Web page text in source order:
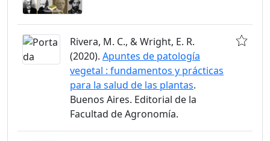
Rivera, M. C., & Wright, E. R.
(2020). Apuntes de patología
vegetal : fundamentos y prácticas
para la salud de las plantas.
Buenos Aires. Editorial de la
Facultad de Agronomía.